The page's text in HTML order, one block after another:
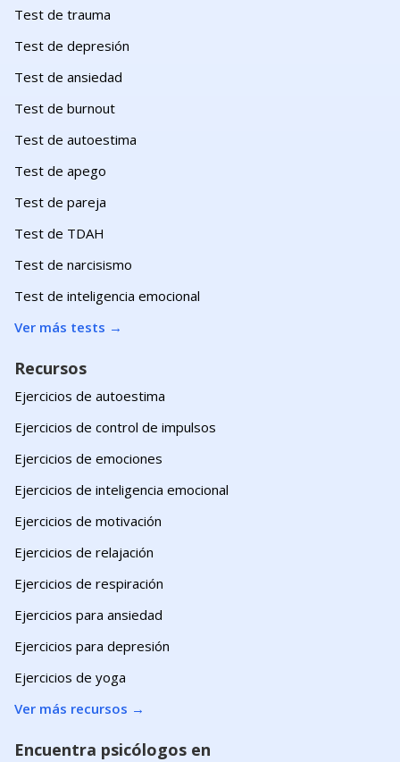
Test de trauma
Test de depresión
Test de ansiedad
Test de burnout
Test de autoestima
Test de apego
Test de pareja
Test de TDAH
Test de narcisismo
Test de inteligencia emocional
Ver más tests →
Recursos
Ejercicios de autoestima
Ejercicios de control de impulsos
Ejercicios de emociones
Ejercicios de inteligencia emocional
Ejercicios de motivación
Ejercicios de relajación
Ejercicios de respiración
Ejercicios para ansiedad
Ejercicios para depresión
Ejercicios de yoga
Ver más recursos →
Encuentra psicólogos en